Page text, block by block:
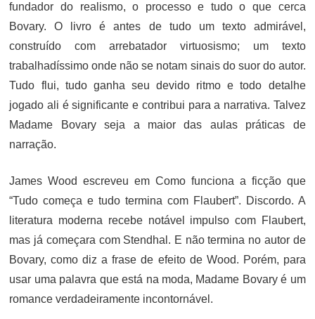
fundador do realismo, o processo e tudo o que cerca
Bovary. O livro é antes de tudo um texto admirável,
construído com arrebatador virtuosismo; um texto
trabalhadíssimo onde não se notam sinais do suor do autor.
Tudo flui, tudo ganha seu devido ritmo e todo detalhe
jogado ali é significante e contribui para a narrativa. Talvez
Madame Bovary seja a maior das aulas práticas de
narração.
James Wood escreveu em Como funciona a ficção que
“Tudo começa e tudo termina com Flaubert”. Discordo. A
literatura moderna recebe notável impulso com Flaubert,
mas já começara com Stendhal. E não termina no autor de
Bovary, como diz a frase de efeito de Wood. Porém, para
usar uma palavra que está na moda, Madame Bovary é um
romance verdadeiramente incontornável.